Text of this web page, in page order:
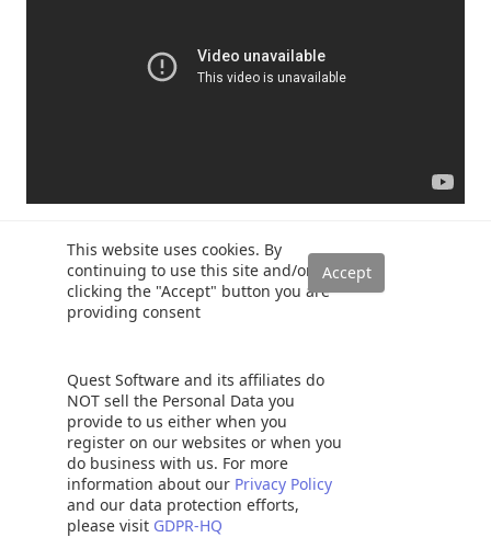
This website uses cookies. By
continuing to use this site and/or
clicking the "Accept" button you are
providing consent
Quest Software and its affiliates do
NOT sell the Personal Data you
provide to us either when you
register on our websites or when you
do business with us. For more
information about our Privacy Policy
and our data protection efforts,
please visit GDPR-HQ
Esat Erkec is a SQL Server professional who
began his career 8+ years ago as a Software
Developer. He is a SQL Server Microsoft Certified
Solutions Expert.
Most of his career has been focused on SQL Server Database
Administration and Development. His current interests are in
database administration and Business Intelligence. You can
find him on LinkedIn.